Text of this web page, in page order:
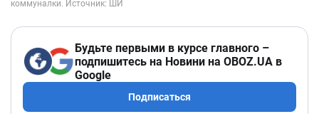
Будьте первыми в курсе главного –
подпишитесь на Новини на OBOZ.UA в
Google
Подписаться